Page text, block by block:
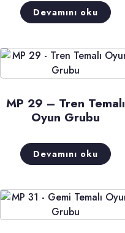
Devamını oku
MP 29 – Tren Temalı
Oyun Grubu
Devamını oku